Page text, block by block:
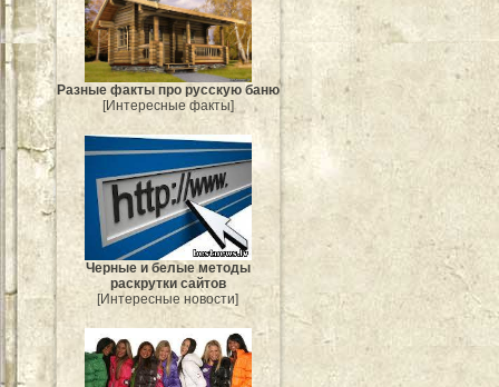
Разные факты про русскую баню
[Интересные факты]
Черные и белые методы
раскрутки сайтов
[Интересные новости]